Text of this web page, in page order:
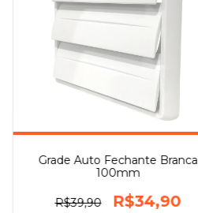
Grade Auto Fechante Branca
100mm
R$39,90 R$34,90